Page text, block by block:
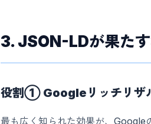
3. JSON-LDが果た
役割① Googleリッチリザ
最も広く知られた効果が、Google